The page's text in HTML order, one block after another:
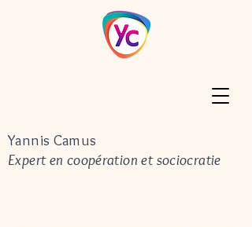
Yannis Camus
Expert en coopération et sociocratie